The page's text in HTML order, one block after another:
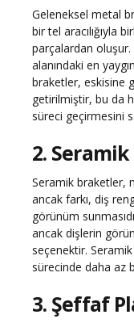
Geleneksel metal
bir tel aracılığıyla
parçalardan
alanındaki en
braketler, eskisine
getirilmiştir, bu da
süreci geçirmesini
2.
Seramik braketler,
ancak farkı, diş
görünüm
ancak dişlerin
seçenektir.
sürecinde daha az
3. Şeffaf